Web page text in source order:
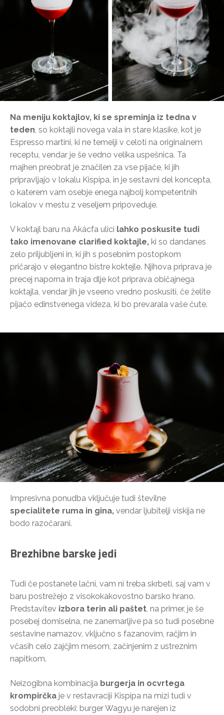
Na meniju koktajlov, ki se spreminja iz tedna v
teden, so koktajli novega vala in stare klasike, kot je
Espresso martini, ki ne temelji v celoti na originalnem
receptu, vendar je še vedno velika uspešnica. Ta
majhen preobrat je značilen za vse pijače, ki jih
pripravljajo v lokalu Kispipa, in je sestavni del koncepta,
o katerem vam osebje enega najbolj kompetentnih
lokalov v mestu z veseljem pripoveduje.
V koktajl baru na Akácfa ulici lahko poskusite tudi
tako imenovane clarified koktajle, ki so dandanes
zelo priljubljeni in, ki jih s posebnim postopkom
pričarajo v elegantno bistre koktejle. Njihova priprava je
precej naporna in traja dlje kot priprava običajnega
koktajla, vendar jih je vseeno vredno poskusiti, če želite
pijačo edinstvenega videza, ki bo prevarala vaše čute.
Impresivna ponudba vključuje tudi številne
specialitete ruma in gina, vendar ljubitelji viskija ne
bodo razočarani.
Brezhibne barske jedi
Tudi če postanete lačni, vam ni treba skrbeti, saj vam v
baru postrežejo z visokokakovostno barsko hrano.
Predstavitev izbora terin ali paštet, na primer, je še
posebej domiselna, ne zanemarljive pa so tudi posebne
sestavine namazov, vključno s fazanovim, račjim in
včasih celo zajčjim mesom, začinjenim z ustreznim
napitkom.
Neizogibna kombinacija burgerja in ocvrtega
krompirčka je v restavraciji Kispipa na mizi tudi v
sodobni preobleki: burger Wagyu je narejen iz